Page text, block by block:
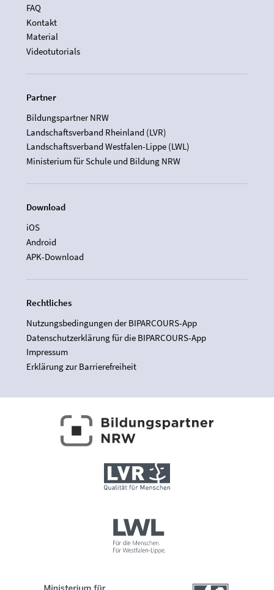
FAQ
Kontakt
Material
Videotutorials
Partner
Bildungspartner NRW
Landschaftsverband Rheinland (LVR)
Landschaftsverband Westfalen-Lippe (LWL)
Ministerium für Schule und Bildung NRW
Download
iOS
Android
APK-Download
Rechtliches
Nutzungsbedingungen der BIPARCOURS-App
Datenschutzerklärung für die BIPARCOURS-App
Impressum
Erklärung zur Barrierefreiheit